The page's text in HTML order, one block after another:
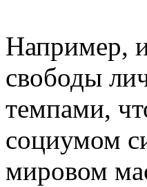
Например,
свободы
темпами,
социумом
мировом